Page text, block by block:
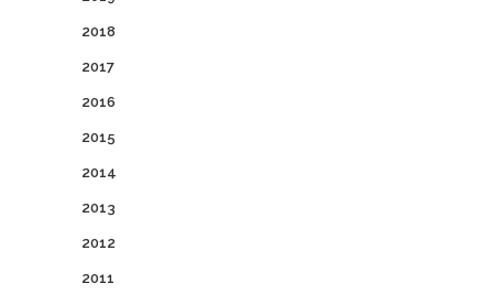
2018
2017
2016
2015
2014
2013
2012
2011